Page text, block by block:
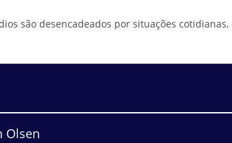
são desencadeados por situações
Olsen